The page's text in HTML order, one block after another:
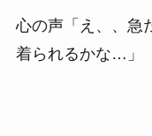
心の声「え、、急
着られるかな…」